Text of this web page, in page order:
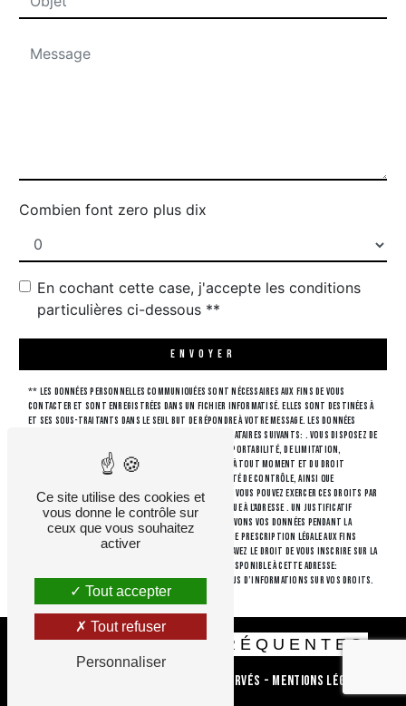
Combien font zero plus dix
En cochant cette case, j'accepte les conditions
particulières ci-dessous **
ENVOYER
** Les données personnelles communiquées sont nécessaires aux fins de vous
contacter et sont enregistrées dans un fichier informatisé. Elles sont destinées à
et ses sous-traitants dans le seul but de répondre à votre message. Les données
collectées seront communiquées aux seuls destinataires suivants: . Vous disposez de
droits d’accès, de rectification, d’effacement, de portabilité, de limitation,
d’opposition, de retrait de votre consentement à tout moment et du droit
d’introduire une réclamation auprès d’une autorité de contrôle, ainsi que
d’organiser le sort de vos données post-mortem. Vous pouvez exercer ces droits par
voie postale à l'adresse ou par courrier électronique à l'adresse . Un justificatif
d'identité pourra vous être demandé. Nous conservons vos données pendant la
période de prise de contact puis pendant la durée de prescription légale aux fins
probatoires et de gestion des contentieux. Vous avez le droit de vous inscrire sur la
liste d'opposition au démarchage téléphonique, disponible à cette adresse:
Bloctel.gouv.fr. Consultez le site cnil.fr pour plus d’informations sur vos droits.
RECHERCHES FRÉQUENTES
- 2026 - Tous droits réservés - Mentions légales
Ce site utilise des cookies et
vous donne le contrôle sur
ceux que vous souhaitez
activer
Tout accepter
Tout refuser
Personnaliser